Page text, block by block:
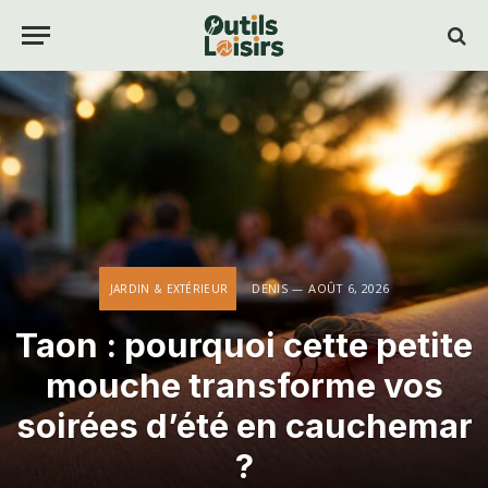
JARDIN & EXTÉRIEUR DENIS AOÛT 6, 2026
Taon : pourquoi cette petite
mouche transforme vos
soirées d’été en cauchemar
?